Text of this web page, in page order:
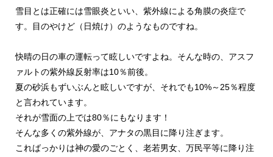
雪目とは正確には雪眼炎といい、紫外線による角膜の炎症で
す。目のやけど（日焼け）のようなものですね。
快晴の日の車の運転って眩しいですよね。そんな時の、アスフ
ァルトの紫外線反射率は10％前後。
夏の砂浜もずいぶんと眩しいですが、それでも10%～25％程度
と言われています。
それが雪面の上では80％にもなります！
そんな多くの紫外線が、アナタの黒目に降り注ぎます。
こればっかりは神の愛のごとく、老若男女、万民平等に降り注